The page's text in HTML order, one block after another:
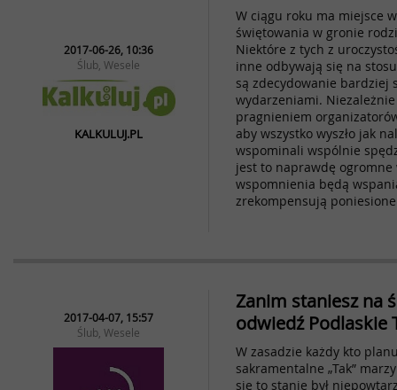
2017-06-26, 10:36
Ślub, Wesele
KALKULUJ.PL
W ciągu roku ma miejsce
świętowania w gronie
Niektóre z tych z
inne odbywają się na
są zdecydowanie bardziej
wydarzeniami.
pragnieniem
aby wszystko wyszło jak
wspominali wspólnie
jest to naprawdę ogromne
wspomnienia będą
zrekompensują
2017-04-07, 15:57
Ślub, Wesele
Zanim staniesz na
odwiedź Podlaskie
W zasadzie każdy kto
sakramentalne „Tak”
się to stanie był